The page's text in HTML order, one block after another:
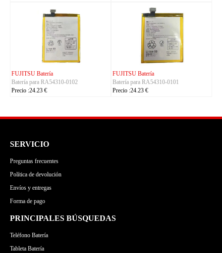
0101
Batería para 5AAXBT155
Batería para BAS022
SERVICIO
Preguntas frecuentes
Política de devolución
Envíos y entregas
Forma de pago
PRINCIPALES BÚSQUEDAS
Teléfono Batería
Tableta Batería